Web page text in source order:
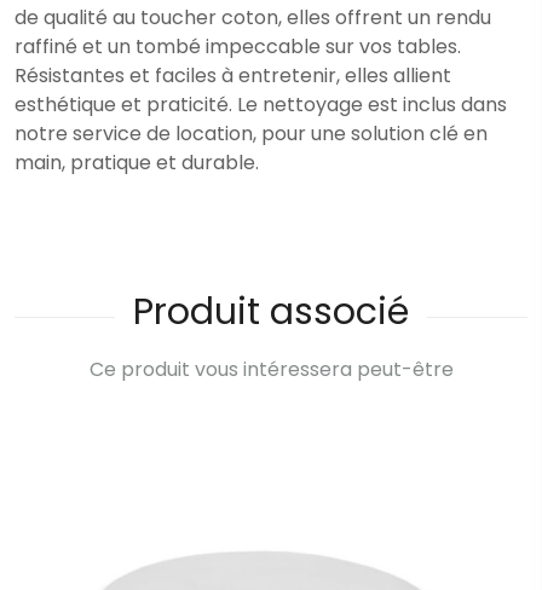
de qualité au toucher coton, elles offrent un rendu
raffiné et un tombé impeccable sur vos tables.
Résistantes et faciles à entretenir, elles allient
esthétique et praticité. Le nettoyage est inclus dans
notre service de location, pour une solution clé en
main, pratique et durable.
Produit associé
Ce produit vous intéressera peut-être